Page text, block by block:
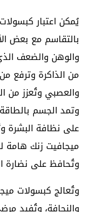
يُمكن اعتبار
بالتقاسم مع بعض
والوهن والضعف
من الذاكرة وترفع
والعصبي وتُعزز من
وتمد الجسم
على نظافة البشرة
ميجافيت زنك هامة
وتُحافظ على نضارة
وتُعالج كبسولات
والنحافة، وتُفيد